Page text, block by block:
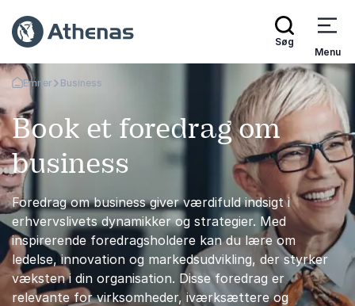
Søg
Menu
Tilbage til forsiden
Emner Business
Book et foredrag om
business
Foredrag om business giver værdifuld indsigt i
erhvervslivets dynamikker og strategier. Med
inspirerende foredragsholdere kan du lære om
ledelse, innovation og markedsudvikling, der styrker
væksten i din organisation. Disse foredrag er
relevante for virksomheder, iværksættere og